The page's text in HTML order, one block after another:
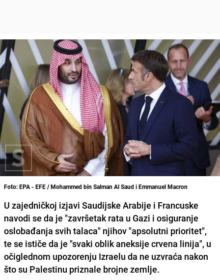
Foto: EPA - EFE / Mohammed bin Salman Al Saud i Emmanuel Macron
U zajedničkoj izjavi Saudijske Arabije i Francuske
navodi se da je "završetak rata u Gazi i osiguranje
oslobađanja svih talaca" njihov "apsolutni prioritet",
te se ističe da je "svaki oblik aneksije crvena linija", u
očiglednom upozorenju Izraelu da ne uzvraća nakon
što su Palestinu priznale brojne zemlje.